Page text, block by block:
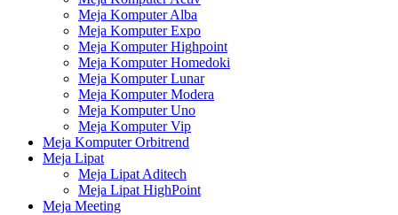
Meja Komputer Alba
Meja Komputer Expo
Meja Komputer Highpoint
Meja Komputer Homedoki
Meja Komputer Lunar
Meja Komputer Modera
Meja Komputer Uno
Meja Komputer Vip
Meja Komputer Orbitrend
Meja Lipat
Meja Lipat Aditech
Meja Lipat HighPoint
Meja Meeting